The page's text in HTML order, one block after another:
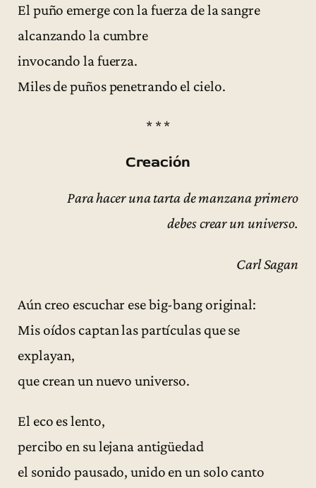
El puño emerge con la fuerza de la sangre
alcanzando la cumbre
invocando la fuerza.
Miles de puños penetrando el cielo.
* * *
Creación
Para hacer una tarta de manzana primero
debes crear un universo.
Carl Sagan
Aún creo escuchar ese big-bang original:
Mis oídos captan las partículas que se
explayan,
que crean un nuevo universo.
El eco es lento,
percibo en su lejana antigüedad
el sonido pausado, unido en un solo canto